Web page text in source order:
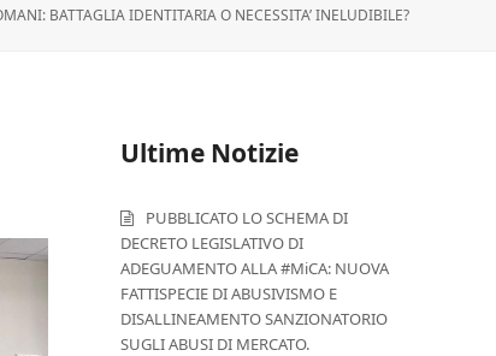
BATTAGLIA IDENTITARIA O NECESSITA’ INELUDIBILE?
Ultime Notizie
PUBBLICATO LO SCHEMA DI
DECRETO LEGISLATIVO DI
ADEGUAMENTO ALLA #MiCA: NUOVA
FATTISPECIE DI ABUSIVISMO E
DISALLINEAMENTO SANZIONATORIO
SUGLI ABUSI DI MERCATO.